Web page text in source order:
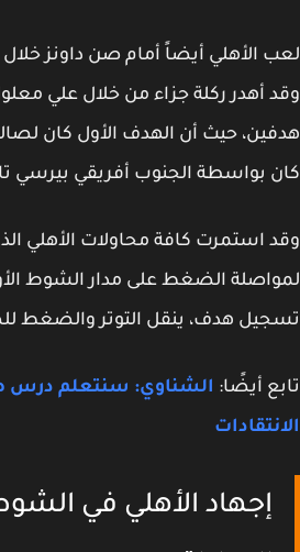
الأهلي أيضاً أمام صن داونز خلال
أهدر ركلة جزاء من خلال علي
حيث أن الهدف الأول كان لصالح
بواسطة الجنوب أفريقي بيرسي تاو.
استمرت كافة محاولات الأهلي الذي
الضغط على مدار الشوط الأول
هدف، ينقل التوتر والضغط
أيضًا:الشناوي: سنتعلم درس صن
إجهاد الأهلي في الشوط